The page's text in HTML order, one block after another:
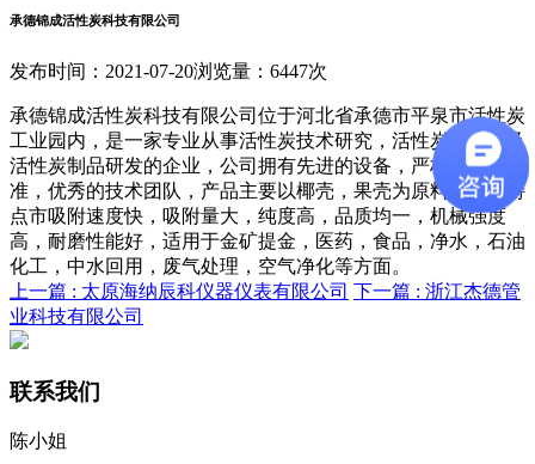
承德锦成活性炭科技有限公司
发布时间：2021-07-20浏览量：6447次
承德锦成活性炭科技有限公司位于河北省承德市平泉市活性炭
工业园内，是一家专业从事活性炭技术研究，活性炭销售以及
活性炭制品研发的企业，公司拥有先进的设备，严格的检验标
准，优秀的技术团队，产品主要以椰壳，果壳为原料，产品特
点市吸附速度快，吸附量大，纯度高，品质均一，机械强度
高，耐磨性能好，适用于金矿提金，医药，食品，净水，石油
化工，中水回用，废气处理，空气净化等方面。
上一篇 : 太原海纳辰科仪器仪表有限公司 下一篇 : 浙江杰德管
业科技有限公司
联系我们
陈小姐